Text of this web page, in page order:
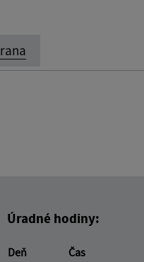
Úradné hodiny:
Deň
Čas